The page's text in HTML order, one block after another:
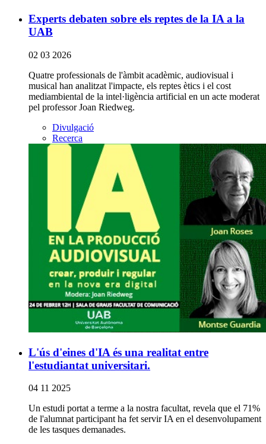
Experts debaten sobre els reptes de la IA a la
UAB
02 03 2026
Quatre professionals de l'àmbit acadèmic, audiovisual i
musical han analitzat l'impacte, els reptes ètics i el cost
mediambiental de la intel·ligència artificial en un acte moderat
pel professor Joan Riedweg.
Divulgació
Recerca
L'ús d'eines d'IA és una realitat entre
l'estudiantat universitari.
04 11 2025
Un estudi portat a terme a la nostra facultat, revela que el 71%
de l'alumnat participant ha fet servir IA en el desenvolupament
de les tasques demanades.